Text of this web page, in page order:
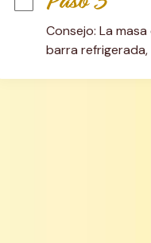
Consejo: La
barra